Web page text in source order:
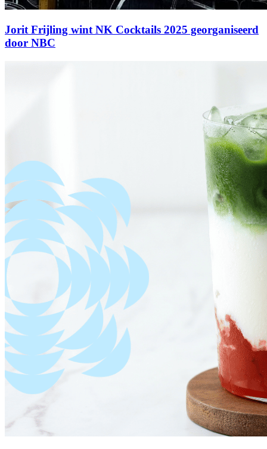
Jorit Frijling wint NK Cocktails 2025 georganiseerd
door NBC